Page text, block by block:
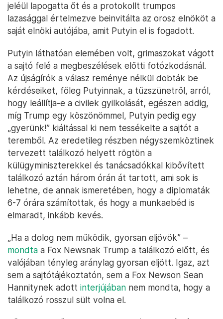
jeléül lapogatta őt és a protokollt trumpos
lazasággal értelmezve beinvitálta az orosz elnököt a
saját elnöki autójába, amit Putyin el is fogadott.
Putyin láthatóan elemében volt, grimaszokat vágott
a sajtó felé a megbeszélések előtti fotózkodásnál.
Az újságírók a válasz reménye nélkül dobták be
kérdéseiket, főleg Putyinnak, a tűzszünetről, arról,
hogy leállítja-e a civilek gyilkolását, egészen addig,
míg Trump egy köszönömmel, Putyin pedig egy
„gyerünk!” kiáltással ki nem tessékelte a sajtót a
teremből. Az eredetileg részben négyszemköztinek
tervezett találkozó helyett rögtön a
külügyminiszterekkel és tanácsadókkal kibővített
találkozó aztán három órán át tartott, ami sok is
lehetne, de annak ismeretében, hogy a diplomaták
6-7 órára számítottak, és hogy a munkaebéd is
elmaradt, inkább kevés.
„Ha a dolog nem működik, gyorsan eljövök” –
mondta a Fox Newsnak Trump a találkozó előtt, és
valójában tényleg aránylag gyorsan eljött. Igaz, azt
sem a sajtótájékoztatón, sem a Fox Newson Sean
Hannitynek adott interjújában nem mondta, hogy a
találkozó rosszul sült volna el.